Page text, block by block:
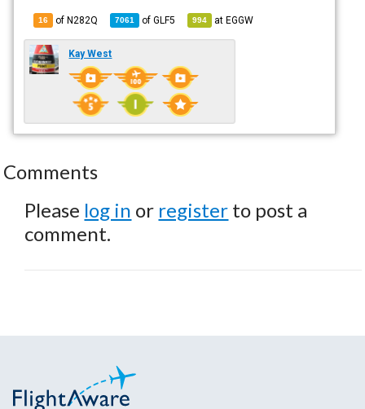
16 of N282Q 7061 ofGLF5 994 atEGGW
Kay West
Comments
Please log in or register to post a
comment.